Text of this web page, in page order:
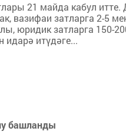
21 майда кабул итте.
вазифаи затларга 2-5
юридик затларга 150-
идарә итүдәге...
башланды